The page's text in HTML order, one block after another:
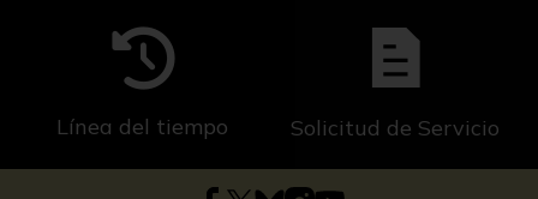
Línea del tiempo Solicitud de Servicio